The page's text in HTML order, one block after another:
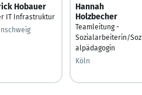
Hobauer
IT Infrastruktur
Hannah
Holzbecher
Teamleitung -
Sozialarbeiterin/
alpädagogin
Köln